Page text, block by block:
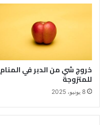
خروج شي من الدبر في المنام
للمتزوجة
8 يونيو، 2025